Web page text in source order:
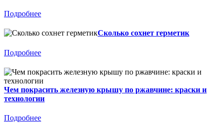
Подробнее
Сколько сохнет герметик
Подробнее
Чем покрасить железную крышу по ржавчине: краски и
технологии
Подробнее